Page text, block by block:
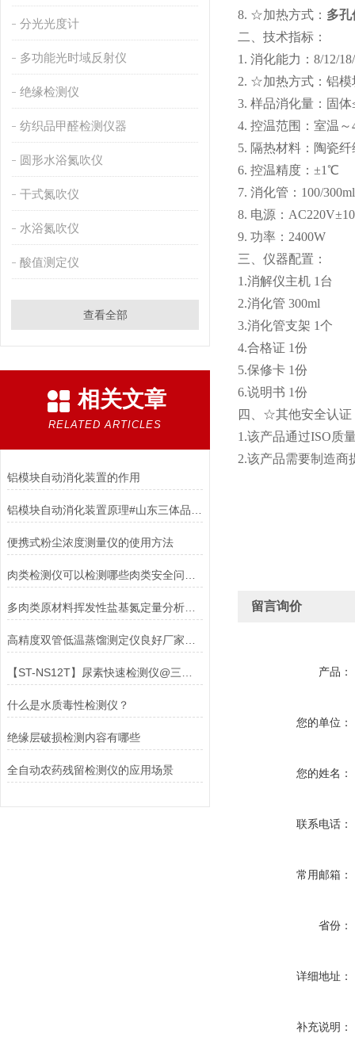
分光光度计
多功能光时域反射仪
绝缘检测仪
纺织品甲醛检测仪器
圆形水浴氮吹仪
干式氮吹仪
水浴氮吹仪
酸值测定仪
查看全部
相关文章
RELATED ARTICLES
铝模块自动消化装置的作用
便携式粉尘浓度测量仪的使用方法
多肉类原材料挥发性盐基氮定量分析检测设备：守护食品安全的“数字防线”
什么是水质毒性检测仪？
绝缘层破损检测内容有哪些
全自动农药残留检测仪的应用场景
8. ☆加热方式： 多
二、技术指标：
1. 消化能力：8/12/
2. ☆加热方式：铝模
3. 样品消化量：固体
4. 控温范围：室温
5. 隔热材料：陶瓷
6. 控温精度：±1℃
7. 消化管：100/300ml
8. 电源：
9. 功率：2400W
三、仪器配置：
1.消解仪主机 1台
2.消化管 300ml
3.消化管支架 1个
4.合格证 1份
5.保修卡 1份
6.说明书 1份
四、☆其他安全认证
1.该产品通过ISO质
2.该产品需要制造商
留言询价
产品：
您的单位：
您的姓名：
联系电话：
常用邮箱：
省份：
详细地址：
补充说明：